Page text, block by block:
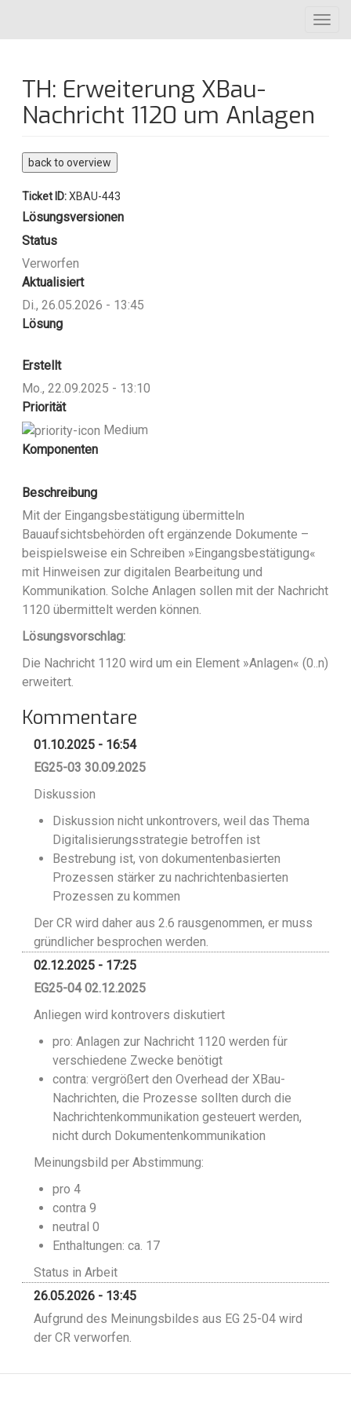
Inhalt
TH: Erweiterung XBau-
Nachricht 1120 um Anlagen
back to overview
Ticket ID:XBAU-443
Lösungsversionen
Status
Verworfen
Aktualisiert
Di., 26.05.2026 - 13:45
Lösung
Erstellt
Mo., 22.09.2025 - 13:10
Priorität
Medium
Komponenten
Beschreibung
Mit der Eingangsbestätigung übermitteln
Bauaufsichtsbehörden oft ergänzende Dokumente –
beispielsweise ein Schreiben »Eingangsbestätigung«
mit Hinweisen zur digitalen Bearbeitung und
Kommunikation. Solche Anlagen sollen mit der Nachricht
1120 übermittelt werden können.
Lösungsvorschlag:
Die Nachricht 1120 wird um ein Element »Anlagen« (0..n)
erweitert.
Kommentare
01.10.2025 - 16:54
EG25-03 30.09.2025
Diskussion
Diskussion nicht unkontrovers, weil das Thema
Digitalisierungsstrategie betroffen ist
Bestrebung ist, von dokumentenbasierten
Prozessen stärker zu nachrichtenbasierten
Prozessen zu kommen
Der CR wird daher aus 2.6 rausgenommen, er muss
gründlicher besprochen werden.
02.12.2025 - 17:25
EG25-04 02.12.2025
Anliegen wird kontrovers diskutiert
pro: Anlagen zur Nachricht 1120 werden für
verschiedene Zwecke benötigt
contra: vergrößert den Overhead der XBau-
Nachrichten, die Prozesse sollten durch die
Nachrichtenkommunikation gesteuert werden,
nicht durch Dokumentenkommunikation
Meinungsbild per Abstimmung:
pro 4
contra 9
neutral 0
Enthaltungen: ca. 17
Status in Arbeit
26.05.2026 - 13:45
Aufgrund des Meinungsbildes aus EG 25-04 wird
der CR verworfen.